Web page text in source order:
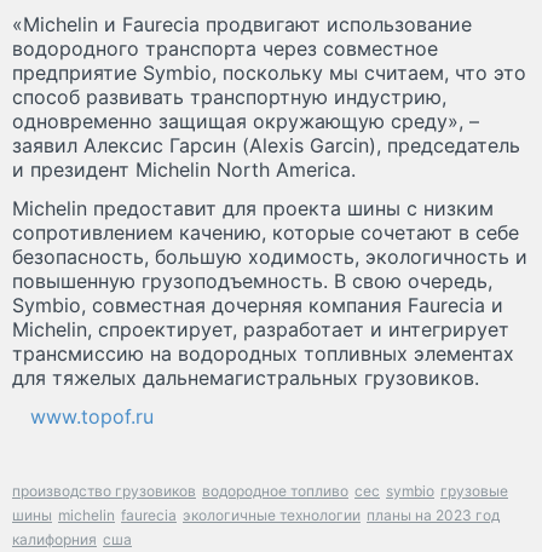
«Michelin и Faurecia продвигают использование
водородного транспорта через совместное
предприятие Symbio, поскольку мы считаем, что это
способ развивать транспортную индустрию,
одновременно защищая окружающую среду», –
заявил Алексис Гарсин (Alexis Garcin), председатель
и президент Michelin North America.
Michelin предоставит для проекта шины с низким
сопротивлением качению, которые сочетают в себе
безопасность, большую ходимость, экологичность и
повышенную грузоподъемность. В свою очередь,
Symbio, совместная дочерняя компания Faurecia и
Michelin, спроектирует, разработает и интегрирует
трансмиссию на водородных топливных элементах
для тяжелых дальнемагистральных грузовиков.
www.topof.ru
производство грузовиков водородное топливо cec symbio грузовые
шины michelin faurecia экологичные технологии планы на 2023 год
калифорния сша